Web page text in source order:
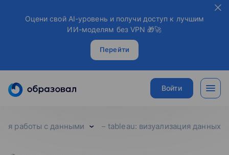
Оцени свой AI-уровень и получи доступ к лучшим
ИИ-моделям без VPN 🎁🚀
Перейти
Войти
работы с данными tableau: визуализация данных